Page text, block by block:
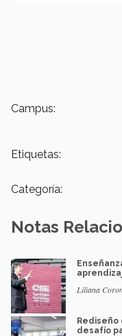
Campus:
Etiquetas:
Categoría:
Notas
Liliana
Rediseño
desafío